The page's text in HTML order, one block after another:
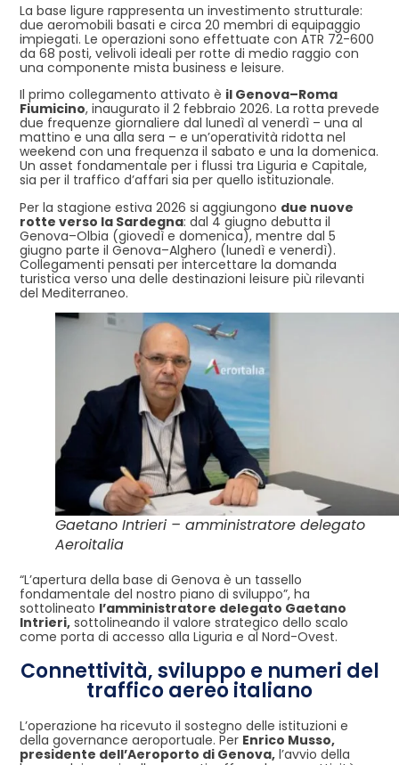
La base ligure rappresenta un investimento strutturale:
due aeromobili basati e circa 20 membri di equipaggio
impiegati. Le operazioni sono effettuate con ATR 72-600
da 68 posti, velivoli ideali per rotte di medio raggio con
una componente mista business e leisure.
Il primo collegamento attivato è il Genova–Roma
Fiumicino, inaugurato il 2 febbraio 2026. La rotta prevede
due frequenze giornaliere dal lunedì al venerdì – una al
mattino e una alla sera – e un’operatività ridotta nel
weekend con una frequenza il sabato e una la domenica.
Un asset fondamentale per i flussi tra Liguria e Capitale,
sia per il traffico d’affari sia per quello istituzionale.
Per la stagione estiva 2026 si aggiungono due nuove
rotte verso la Sardegna: dal 4 giugno debutta il
Genova–Olbia (giovedì e domenica), mentre dal 5
giugno parte il Genova–Alghero (lunedì e venerdì).
Collegamenti pensati per intercettare la domanda
turistica verso una delle destinazioni leisure più rilevanti
del Mediterraneo.
Gaetano Intrieri – amministratore delegato
Aeroitalia
“L’apertura della base di Genova è un tassello
fondamentale del nostro piano di sviluppo”, ha
sottolineato l’amministratore delegato Gaetano
Intrieri, sottolineando il valore strategico dello scalo
come porta di accesso alla Liguria e al Nord-Ovest.
Connettività, sviluppo e numeri del
traffico aereo italiano
L’operazione ha ricevuto il sostegno delle istituzioni e
della governance aeroportuale. Per Enrico Musso,
presidente dell’Aeroporto di Genova, l’avvio della